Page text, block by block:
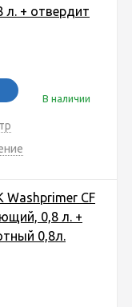
л. + отвердит
В наличии
Washprimer CF
0,8 л. +
0,8л.